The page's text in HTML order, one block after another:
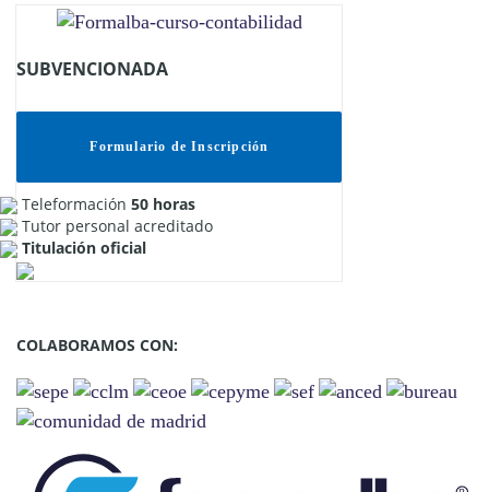
SUBVENCIONADA
Formulario de Inscripción
Teleformación50 horas
Tutor personal acreditado
Titulación oficial
COLABORAMOS CON: